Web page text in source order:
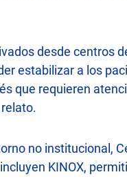
desde centros
estabilizar a los
que requieren
no institucional,
KINOX,